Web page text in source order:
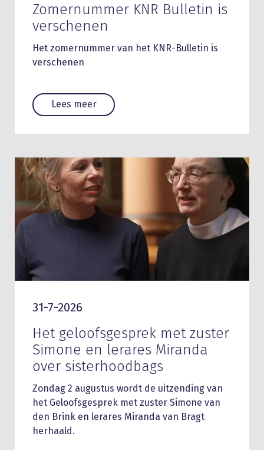
Zomernummer KNR Bulletin is
verschenen
Het zomernummer van het KNR-Bulletin is
verschenen
Lees meer
31-7-2026
Het geloofsgesprek met zuster
Simone en lerares Miranda
over sisterhoodbags
Zondag 2 augustus wordt de uitzending van
het Geloofsgesprek met zuster Simone van
den Brink en lerares Miranda van Bragt
herhaald.